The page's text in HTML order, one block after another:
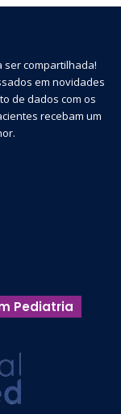
ser compartilhada!
em novidades
de dados com os
recebam um
Pediatria